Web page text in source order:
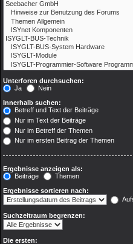
Unterforen durchsuchen:
Ja
Nein
Innerhalb suchen:
Betreff und Text der Beiträge
Nur im Text der Beiträge
Nur im Betreff der Themen
Nur im ersten Beitrag der Themen
Ergebnisse anzeigen als:
Beiträge
Themen
Ergebnisse sortieren nach:
Suchzeitraum begrenzen:
Die ersten: